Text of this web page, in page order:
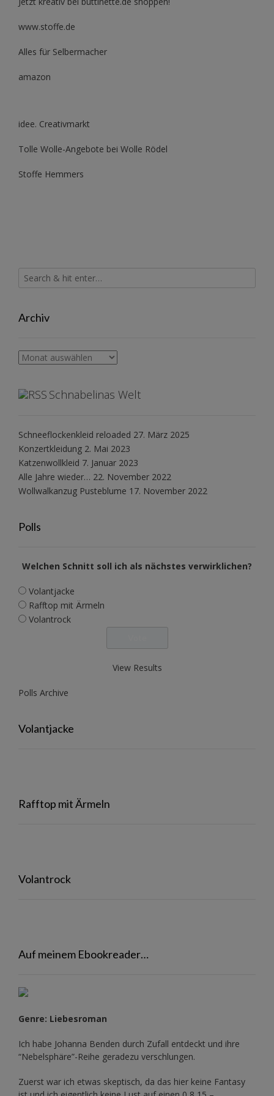
www.stoffe.de
Alles für Selbermacher
amazon
idee. Creativmarkt
Tolle Wolle-Angebote bei Wolle Rödel
Stoffe Hemmers
Archiv
Archiv
Schnabelinas Welt
Schneeflockenkleid reloaded 27. März 2025
Konzertkleidung 2. Mai 2023
Katzenwollkleid 7. Januar 2023
Alle Jahre wieder… 22. November 2022
Wollwalkanzug Pusteblume 17. November 2022
Polls
Welchen Schnitt soll ich als nächstes verwirklichen?
Volantjacke
Rafftop mit Ärmeln
Volantrock
View Results
Polls Archive
Volantjacke
Rafftop mit Ärmeln
Volantrock
Auf meinem Ebookreader…
Genre: Liebesroman
Ich habe Johanna Benden durch Zufall entdeckt und ihre
“Nebelsphäre”-Reihe geradezu verschlungen.
Zuerst war ich etwas skeptisch, da das hier keine Fantasy